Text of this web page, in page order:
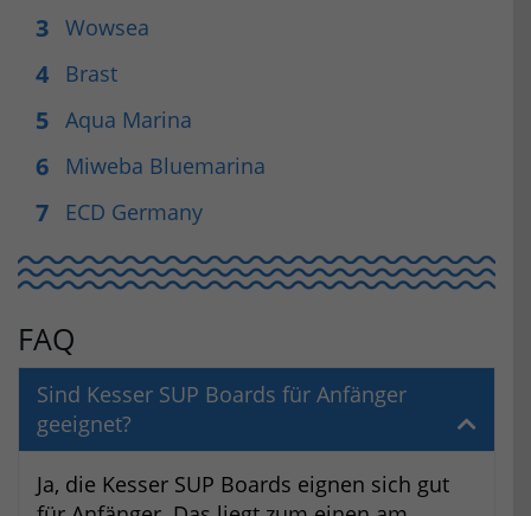
Wowsea
Brast
Aqua Marina
Miweba Bluemarina
ECD Germany
FAQ
Sind Kesser SUP Boards für Anfänger
geeignet?
Ja, die Kesser SUP Boards eignen sich gut